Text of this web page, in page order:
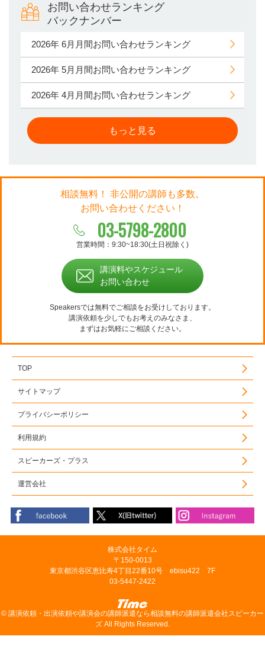
お問い合わせランキング
バックナンバー
2026年 6月月間お問い合わせランキング
2026年 5月月間お問い合わせランキング
2026年 4月月間お問い合わせランキング
もっと見る
相談無料！ 非公開の講師も多数。
お問い合わせください！
03-5798-2800
営業時間：9:30~18:30(土日祝除く)
講演料やスケジュール
お問い合わせ
Speakersでは無料でご相談をお受けしております。
講演依頼を少しでもお考えのみなさま、
まずはお気軽にご相談ください。
TOP
サイトマップ
プライバシーポリシー
利用規約
スピーカーズ・プラス
運営会社
株式会社タイム
〒150-0013
東京都渋谷区恵比寿4丁目22番10号 ebisu422 7F
03-5447-2422
© 講演依頼・出演依頼や講演会の講師派遣なら相談無料の講師派遣会社スピーカー
ズ All Rights Reserved.